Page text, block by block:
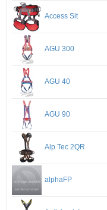
Access Sit
AGU 300
AGU 40
AGU 90
Alp Tec 2QR
alphaFP